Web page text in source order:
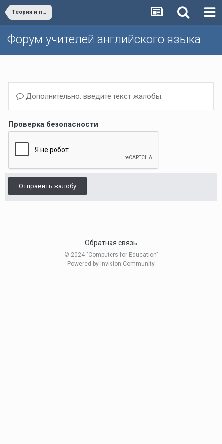
Теория и практика обучения английскому языку
Форум учителей английского языка
Дополнительно: введите текст жалобы.
Проверка безопасности
Отправить жалобу
Обратная связь
© 2024 "Computers for Education"
Powered by Invision Community